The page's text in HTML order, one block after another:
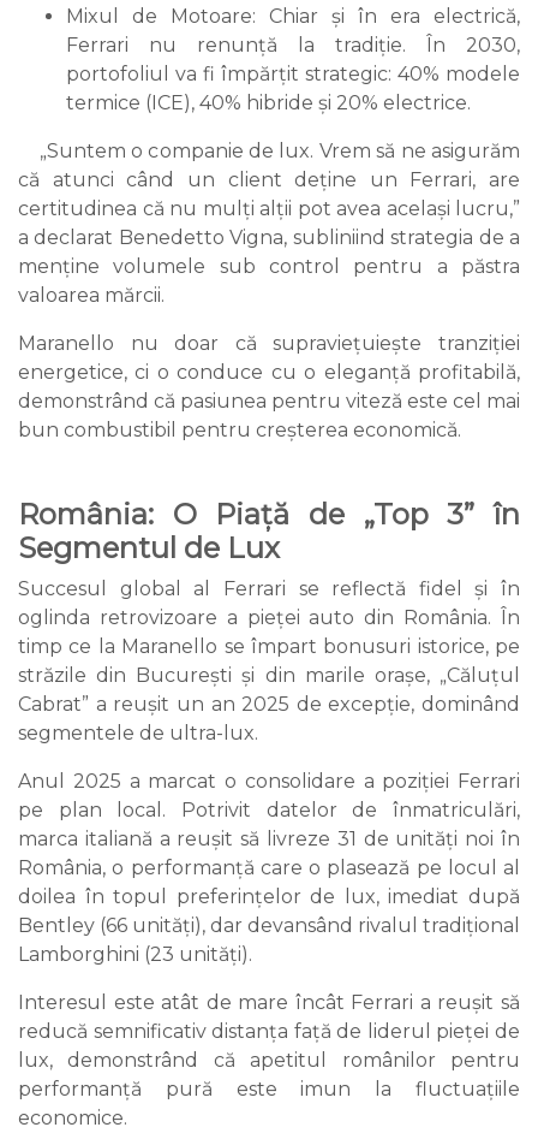
Mixul de Motoare: Chiar și în era electrică,
Ferrari nu renunță la tradiție. În 2030,
portofoliul va fi împărțit strategic: 40% modele
termice (ICE), 40% hibride și 20% electrice.
„Suntem o companie de lux. Vrem să ne asigurăm
că atunci când un client deține un Ferrari, are
certitudinea că nu mulți alții pot avea același lucru,”
a declarat Benedetto Vigna, subliniind strategia de a
menține volumele sub control pentru a păstra
valoarea mărcii.
Maranello nu doar că supraviețuiește tranziției
energetice, ci o conduce cu o eleganță profitabilă,
demonstrând că pasiunea pentru viteză este cel mai
bun combustibil pentru creșterea economică.
România: O Piață de „Top 3” în
Segmentul de Lux
Succesul global al Ferrari se reflectă fidel și în
oglinda retrovizoare a pieței auto din România. În
timp ce la Maranello se împart bonusuri istorice, pe
străzile din București și din marile orașe, „Căluțul
Cabrat” a reușit un an 2025 de excepție, dominând
segmentele de ultra-lux.
Anul 2025 a marcat o consolidare a poziției Ferrari
pe plan local. Potrivit datelor de înmatriculări,
marca italiană a reușit să livreze 31 de unități noi în
România, o performanță care o plasează pe locul al
doilea în topul preferințelor de lux, imediat după
Bentley (66 unități), dar devansând rivalul tradițional
Lamborghini (23 unități).
Interesul este atât de mare încât Ferrari a reușit să
reducă semnificativ distanța față de liderul pieței de
lux, demonstrând că apetitul românilor pentru
performanță pură este imun la fluctuațiile
economice.